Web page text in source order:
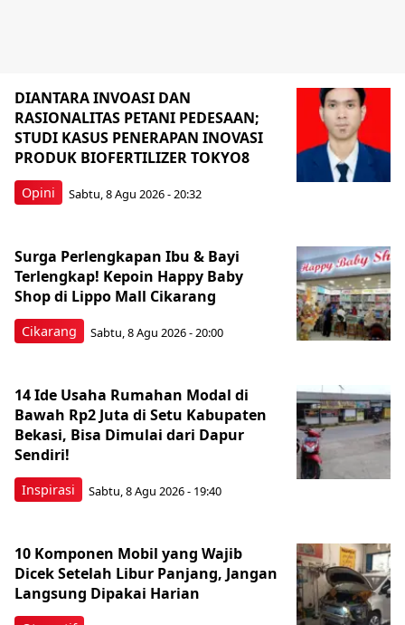
Opini
DIANTARA INVOASI DAN
RASIONALITAS PETANI PEDESAAN;
STUDI KASUS PENERAPAN INOVASI
PRODUK BIOFERTILIZER TOKYO8
Sabtu, 8 Agu 2026 - 20:32
Cikarang
Surga Perlengkapan Ibu & Bayi
Terlengkap! Kepoin Happy Baby
Shop di Lippo Mall Cikarang
Sabtu, 8 Agu 2026 - 20:00
Inspirasi
14 Ide Usaha Rumahan Modal di
Bawah Rp2 Juta di Setu Kabupaten
Bekasi, Bisa Dimulai dari Dapur
Sendiri!
Sabtu, 8 Agu 2026 - 19:40
10 Komponen Mobil yang Wajib
Dicek Setelah Libur Panjang, Jangan
Langsung Dipakai Harian